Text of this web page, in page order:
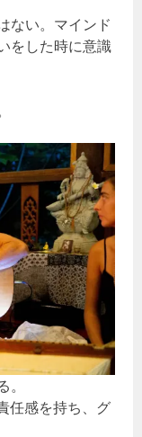
ない。マインド
をした時に意識
任感を持ち、グ